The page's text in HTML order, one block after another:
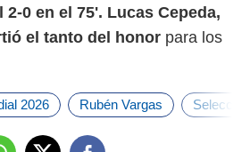
2-0 en el 75'. Lucas Cepeda,
el tanto del honor para los
2026 Rubén Vargas